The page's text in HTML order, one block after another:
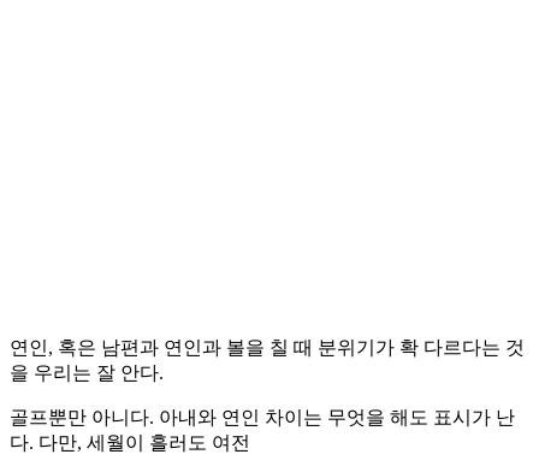
연인, 혹은 남편과 연인과 볼을 칠 때 분위기가 확 다르다는 것
을 우리는 잘 안다.
골프뿐만 아니다. 아내와 연인 차이는 무엇을 해도 표시가 난
다. 다만, 세월이 흘러도 여전